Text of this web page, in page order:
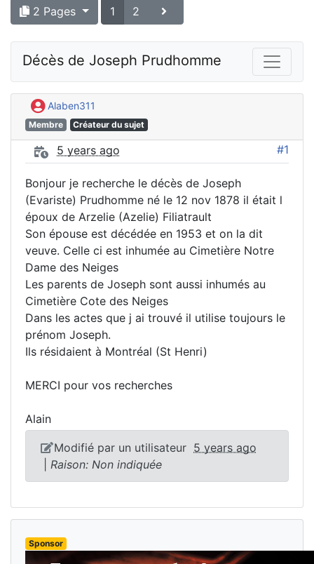
2 Pages 1 2
Décès de Joseph Prudhomme
Alaben311
Membre Créateur du sujet
5 years ago #1
Bonjour je recherche le décès de Joseph
(Evariste) Prudhomme né le 12 nov 1878 il était l
époux de Arzelie (Azelie) Filiatrault
Son épouse est décédée en 1953 et on la dit
veuve. Celle ci est inhumée au Cimetière Notre
Dame des Neiges
Les parents de Joseph sont aussi inhumés au
Cimetière Cote des Neiges
Dans les actes que j ai trouvé il utilise toujours le
prénom Joseph.
Ils résidaient à Montréal (St Henri)
MERCI pour vos recherches
Alain
Modifié par un utilisateur 5 years ago
Raison: Non indiquée
Sponsor